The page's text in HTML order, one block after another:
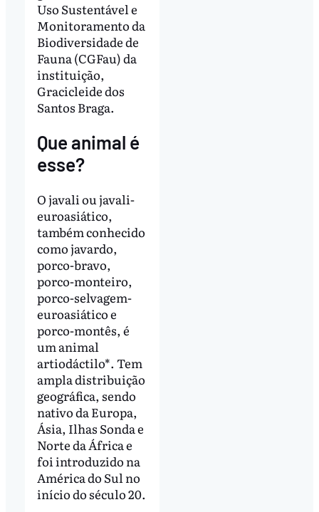
Uso Sustentável e
Monitoramento da
Biodiversidade de
Fauna (CGFau) da
instituição,
Gracicleide dos
Santos Braga.
Que animal é
esse?
O javali ou javali-
euroasiático,
também conhecido
como javardo,
porco-bravo,
porco-monteiro,
porco-selvagem-
euroasiático e
porco-montês, é
um animal
artiodáctilo*. Tem
ampla distribuição
geográfica, sendo
nativo da Europa,
Ásia, Ilhas Sonda e
Norte da África e
foi introduzido na
América do Sul no
início do século 20.